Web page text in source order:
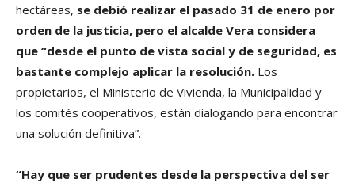
hectáreas, se debió realizar el pasado 31 de enero por
orden de la justicia, pero el alcalde Vera considera
que “desde el punto de vista social y de seguridad, es
bastante complejo aplicar la resolución. Los
propietarios, el Ministerio de Vivienda, la Municipalidad y
los comités cooperativos, están dialogando para encontrar
una solución definitiva”.
“Hay que ser prudentes desde la perspectiva del ser